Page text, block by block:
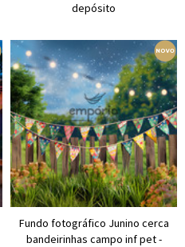
depósito
Fundo fotográfico Junino cerca
bandeirinhas campo inf pet -